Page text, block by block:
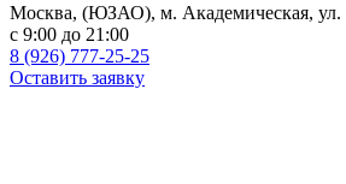
Москва, (ЮЗАО), м. Академическая, ул.
c 9:00 до 21:00
8 (926) 777-25-25
Оставить заявку